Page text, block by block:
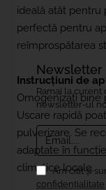
Newsletter
Ramai la
newsletter-ul
Email....
Am citit şi
confidențialitate
ideală atât pentru
perfectă pentru
reîmprospătarea
Instrucțiuni de
Omogenizați bine
Uscare rapidă
pulverizare. Se
adaptate în
climatice locale.